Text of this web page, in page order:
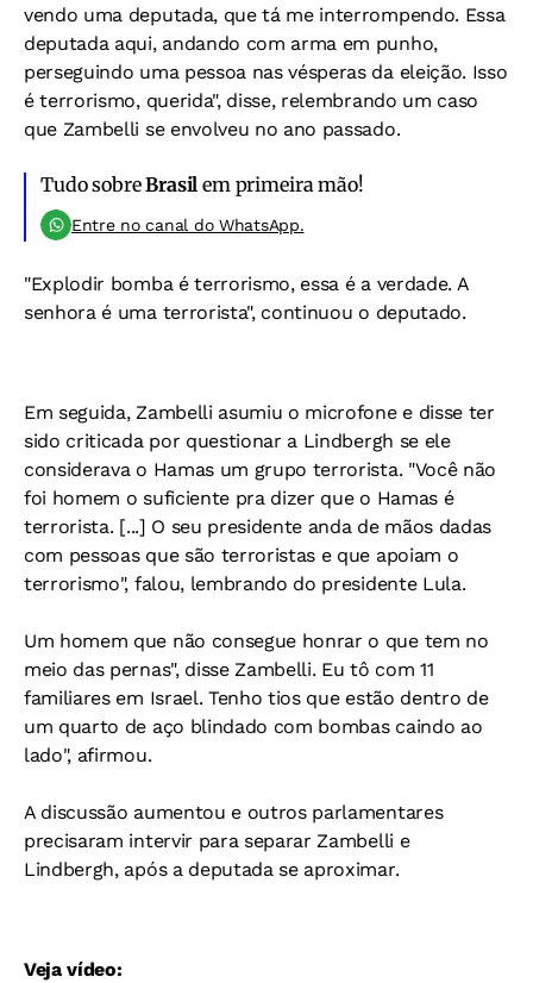
vendo uma deputada, que tá me interrompendo. Essa
deputada aqui, andando com arma em punho,
perseguindo uma pessoa nas vésperas da eleição. Isso
é terrorismo, querida", disse, relembrando um caso
que Zambelli se envolveu no ano passado.
Tudo sobreBrasil em primeira mão!
Entre no canal do WhatsApp.
"Explodir bomba é terrorismo, essa é a verdade. A
senhora é uma terrorista", continuou o deputado.
Em seguida, Zambelli asumiu o microfone e disse ter
sido criticada por questionar a Lindbergh se ele
considerava o Hamas um grupo terrorista. "Você não
foi homem o suficiente pra dizer que o Hamas é
terrorista. [...] O seu presidente anda de mãos dadas
com pessoas que são terroristas e que apoiam o
terrorismo", falou, lembrando do presidente Lula.
Um homem que não consegue honrar o que tem no
meio das pernas", disse Zambelli. Eu tô com 11
familiares em Israel. Tenho tios que estão dentro de
um quarto de aço blindado com bombas caindo ao
lado", afirmou.
A discussão aumentou e outros parlamentares
precisaram intervir para separar Zambelli e
Lindbergh, após a deputada se aproximar.
Veja vídeo: